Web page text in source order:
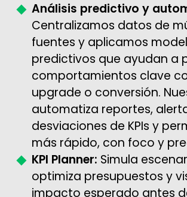
Análisis predictivo y
Centralizamos datos de
fuentes y aplicamos
predictivos que ayudan a
comportamientos clave
upgrade o conversión.
automatiza reportes,
desviaciones de KPIs y
más rápido, con foco y
KPI Planner: Simula
optimiza presupuestos y
impacto esperado antes